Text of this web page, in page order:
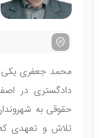
محمد جعفری یکی
دادگستری در
حقوقی به
تلاش و تعهدی